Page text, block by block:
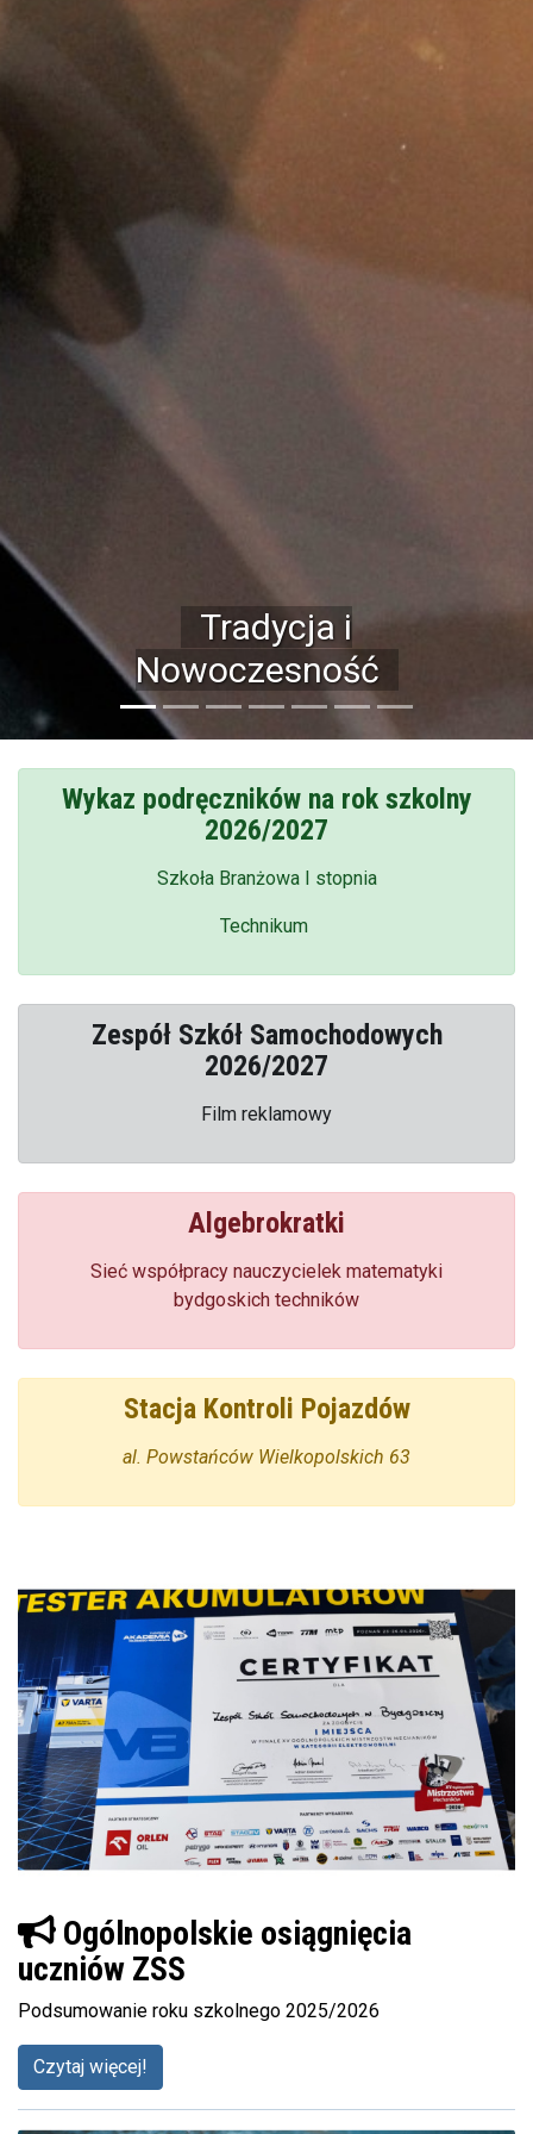
Bogata baza
dydaktyczna
Wykaz podręczników na rok szkolny
2026/2027
Szkoła Branżowa I stopnia
Technikum
Zespół Szkół Samochodowych
2026/2027
Film reklamowy
Algebrokratki
Sieć współpracy nauczycielek matematyki
bydgoskich techników
Stacja Kontroli Pojazdów
al. Powstańców Wielkopolskich 63
Ogólnopolskie osiągnięcia
uczniów ZSS
Podsumowanie roku szkolnego 2025/2026
Czytaj więcej!